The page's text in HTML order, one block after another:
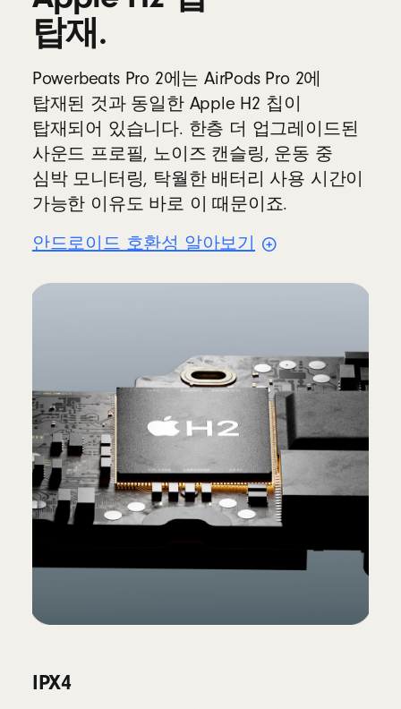
탑재.
Powerbeats Pro 2에는 AirPods Pro 2에
탑재된 것과 동일한 Apple H2 칩이
탑재되어 있습니다. 한층 더 업그레이드된
사운드 프로필, 노이즈 캔슬링, 운동 중
심박 모니터링, 탁월한 배터리 사용 시간이
가능한 이유도 바로 이 때문이죠.
안드로이드 호환성 알아보기
IPX4